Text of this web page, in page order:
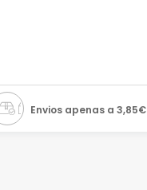
Envios apenas a 3,85€